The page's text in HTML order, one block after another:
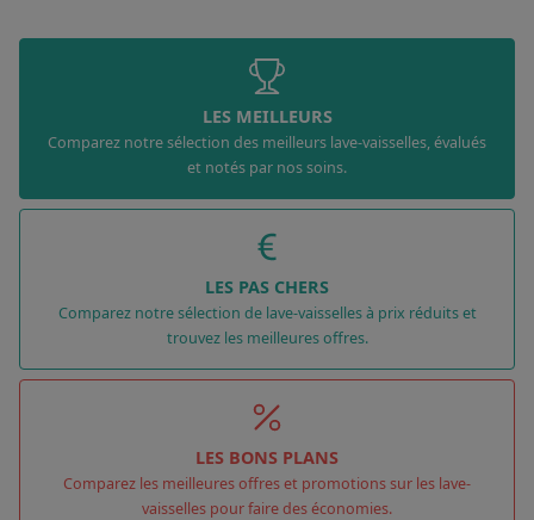
LES MEILLEURS
Comparez notre sélection des meilleurs lave-vaisselles, évalués
et notés par nos soins.
LES PAS CHERS
Comparez notre sélection de lave-vaisselles à prix réduits et
trouvez les meilleures offres.
LES BONS PLANS
Comparez les meilleures offres et promotions sur les lave-
vaisselles pour faire des économies.